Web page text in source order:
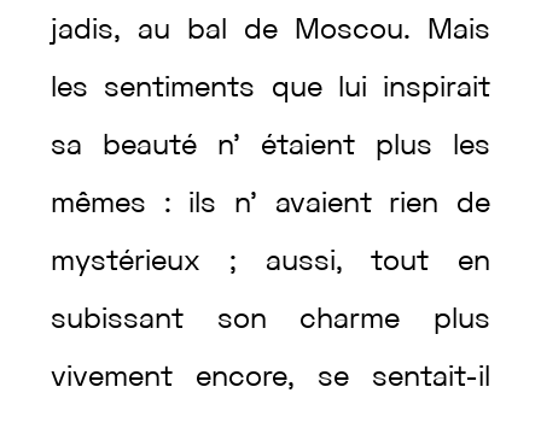
jadis, au bal de Moscou. Mais
les sentiments que lui inspirait
sa beauté n’ étaient plus les
mêmes : ils n’ avaient rien de
mystérieux ; aussi,tout en
subissant son charme plus
vivement encore, se sentait-il